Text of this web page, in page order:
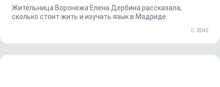
Жительница Воронежа Елена Дербина рассказала,
сколько стоит жить и изучать язык в Мадриде
2042